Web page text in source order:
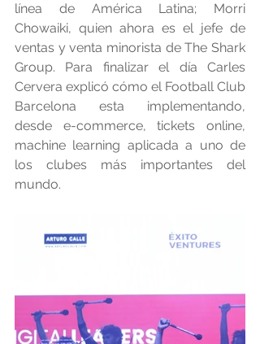
línea de América Latina; Morri
Chowaiki, quien ahora es el jefe de
ventas y venta minorista de The Shark
Group. Para finalizar el día Carles
Cervera explicó cómo el Football Club
Barcelona esta implementando,
desde e-commerce, tickets online,
machine learning aplicada a uno de
los clubes más importantes del
mundo.